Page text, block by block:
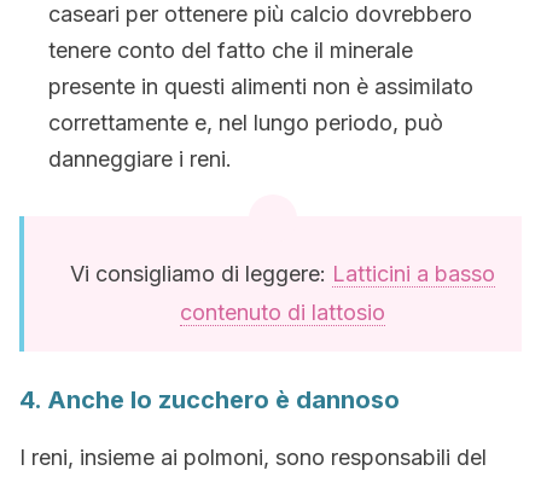
caseari per ottenere più calcio dovrebbero
tenere conto del fatto che il minerale
presente in questi alimenti non è assimilato
correttamente e, nel lungo periodo, può
danneggiare i reni.
Vi consigliamo di leggere: Latticini a basso
contenuto di lattosio
4. Anche lo zucchero è dannoso
I reni, insieme ai polmoni, sono responsabili del